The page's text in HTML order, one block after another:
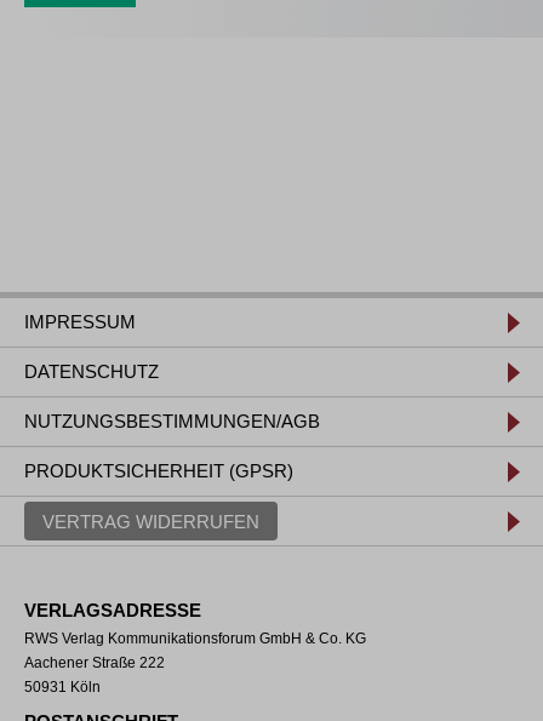
IMPRESSUM
DATENSCHUTZ
NUTZUNGSBESTIMMUNGEN/AGB
PRODUKTSICHERHEIT (GPSR)
VERTRAG WIDERRUFEN
VERLAGSADRESSE
RWS Verlag Kommunikationsforum GmbH & Co. KG
Aachener Straße 222
50931 Köln